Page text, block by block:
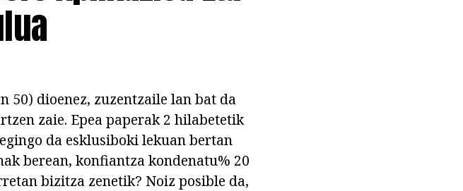
50) dioenez, zuzentzaile lan bat da
zaie. Epea paperak 2 hilabetetik
da esklusiboki lekuan bertan
berean, konfiantza kondenatu% 20
bizitza zenetik? Noiz posible da,